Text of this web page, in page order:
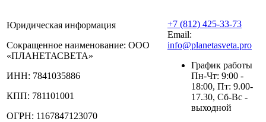
Юридическая информация
Сокращенное наименование: ООО
«ПЛАНЕТАСВЕТА»
ИНН: 7841035886
КПП: 781101001
ОГРН: 1167847123070
+7 (812) 425-33-73
Email:
info@planetasveta.pro
График работы
Пн-Чт: 9:00 -
18:00, Пт: 9.00-
17.30, Сб-Вс -
выходной